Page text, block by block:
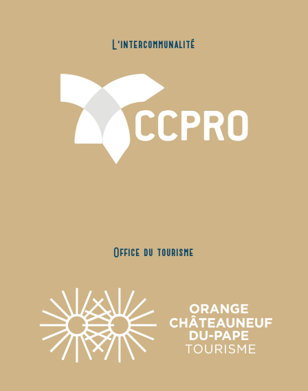
L’intercommunalité
Office du tourisme